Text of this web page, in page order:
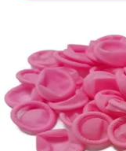
PRIVACY
POLICY